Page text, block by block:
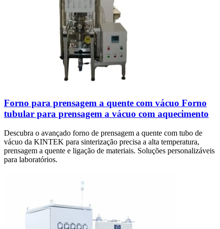
Forno para prensagem a quente com vácuo Forno
tubular para prensagem a vácuo com aquecimento
Descubra o avançado forno de prensagem a quente com tubo de
vácuo da KINTEK para sinterização precisa a alta temperatura,
prensagem a quente e ligação de materiais. Soluções personalizáveis
para laboratórios.